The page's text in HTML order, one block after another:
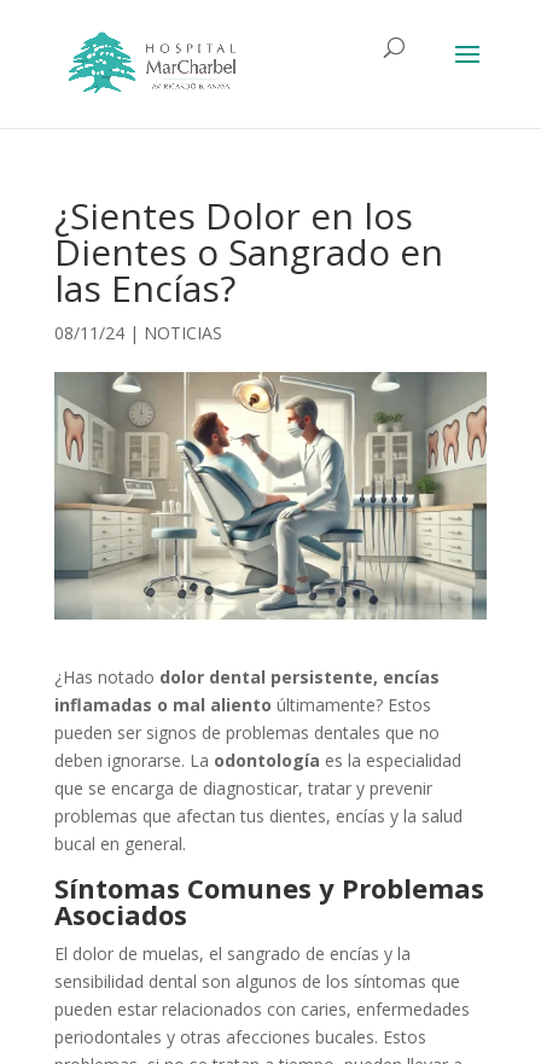
¿Sientes Dolor en los
Dientes o Sangrado en
las Encías?
08/11/24| NOTICIAS
¿Has notado dolor dental persistente, encías
inflamadas o mal aliento últimamente? Estos
pueden ser signos de problemas dentales que no
deben ignorarse. La odontología es la especialidad
que se encarga de diagnosticar, tratar y prevenir
problemas que afectan tus dientes, encías y la salud
bucal en general.
Síntomas Comunes y Problemas
Asociados
El dolor de muelas, el sangrado de encías y la
sensibilidad dental son algunos de los síntomas que
pueden estar relacionados con caries, enfermedades
periodontales y otras afecciones bucales. Estos